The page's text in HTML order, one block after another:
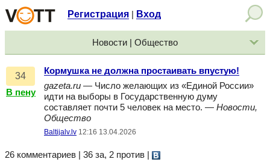
Регистрация Вход
Новости | Общество
34
В пену
Кормушка не должна простаивать впустую!
gazeta.ru — Число желающих из «Единой России»
идти на выборы в Государственную думу
составляет почти 5 человек на место. — Новости,
Общество
Baltijalv.lv 12:16 13.04.2026
26 комментариев | 36 за, 2 против